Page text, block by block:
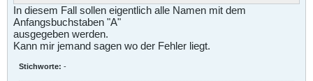
In diesem Fall sollen eigentlich alle Namen mit dem
Anfangsbuchstaben "A"
ausgegeben werden.
Kann mir jemand sagen wo der Fehler liegt.
Stichworte: -